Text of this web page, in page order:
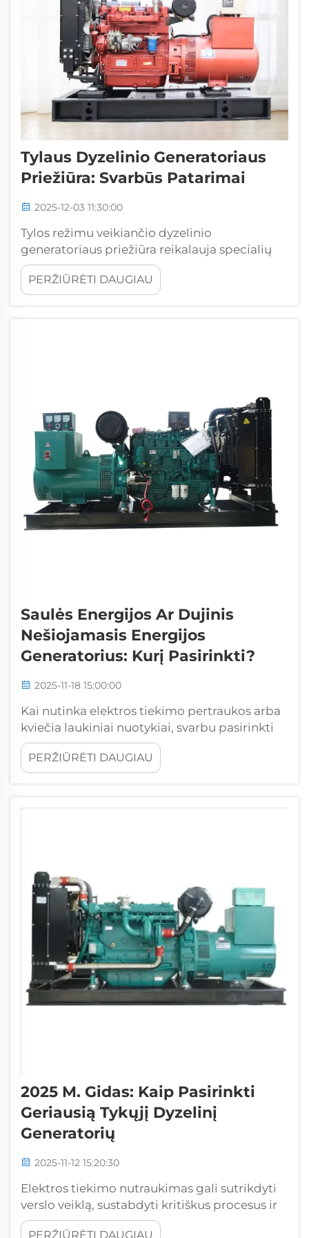
Tylaus Dyzelinio Generatoriaus
Priežiūra: Svarbūs Patarimai
2025-12-03 11:30:00
Tylos režimu veikiančio dyzelinio
generatoriaus priežiūra reikalauja specialių
žinių ir sistemingų priemonių, kad būtų
užtikrintas optimalus našumas ir ilgas
tarnavimo laikas. Šios energijos sistemos yra
PERŽIŪRĖTI DAUGIAU
Saulės Energijos Ar Dujinis
Nešiojamasis Energijos
Generatorius: Kurį Pasirinkti?
2025-11-18 15:00:00
Kai nutinka elektros tiekimo pertraukos arba
kviečia laukiniai nuotykiai, svarbu pasirinkti
tinkamą nešiojamąjį energijos generatorių,
kad būtų užtikrintos esminės elektros
reikmės. Šiuolaikinė rinka siūlo dvi
variklius ir inovatyvius...
PERŽIŪRĖTI DAUGIAU
2025 M. Gidas: Kaip Pasirinkti
Geriausią Tykųjį Dyzelinį
Generatorių
2025-11-12 15:20:30
Elektros tiekimo nutraukimas gali sutrikdyti
verslo veiklą, sustabdyti kritiškus procesus ir
kainuoti įmonėms tūkstančius dolerių dėl
PERŽIŪRĖTI DAUGIAU